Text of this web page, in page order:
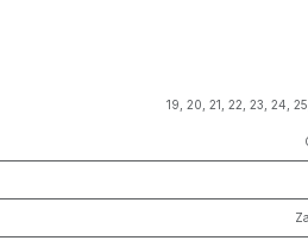
19 20 21 22 23 24 25